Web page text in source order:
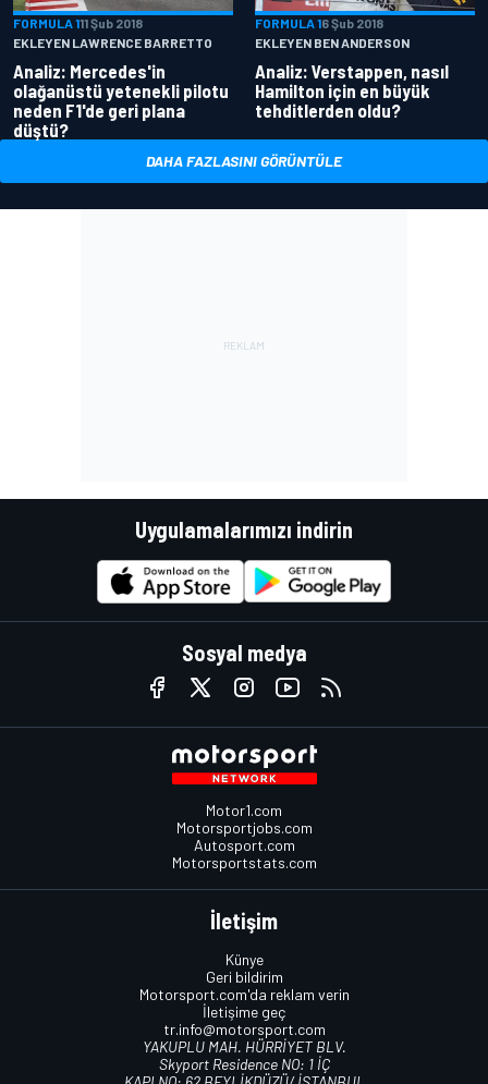
FORMULA 111 Şub 2018
EKLEYEN LAWRENCE BARRETTO
Analiz: Mercedes'in
olağanüstü yetenekli pilotu
neden F1'de geri plana
düştü?
FORMULA 16 Şub 2018
EKLEYEN BEN ANDERSON
Analiz: Verstappen, nasıl
Hamilton için en büyük
tehditlerden oldu?
DAHA FAZLASINI GÖRÜNTÜLE
Uygulamalarımızı indirin
Sosyal medya
Motor1.com
Motorsportjobs.com
Autosport.com
Motorsportstats.com
İletişim
Künye
Geri bildirim
Motorsport.com'da reklam verin
İletişime geç
tr.info@motorsport.com
YAKUPLU MAH. HÜRRİYET BLV.
Skyport Residence NO: 1 İÇ